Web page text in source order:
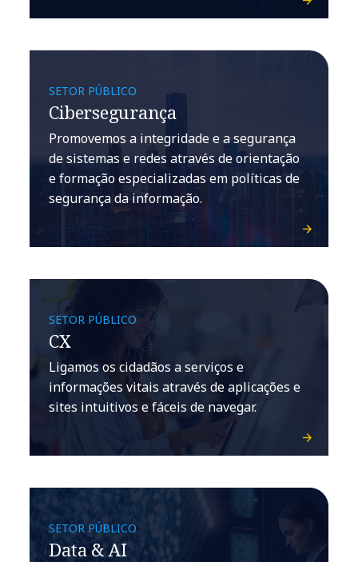
SETOR PÚBLICO
Cibersegurança
Promovemos a integridade e a segurança
de sistemas e redes através de orientação
e formação especializadas em políticas de
segurança da informação.
SETOR PÚBLICO
CX
Ligamos os cidadãos a serviços e
informações vitais através de aplicações e
sites intuitivos e fáceis de navegar.
SETOR PÚBLICO
Data & AI